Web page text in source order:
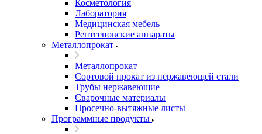
Косметология
Лаборатория
Медицинская мебель
Рентгеновские аппараты
Металлопрокат
Металлопрокат
Сортовой прокат из нержавеющей стали
Трубы нержавеющие
Сварочные материалы
Просечно-вытяжные листы
Программные продукты